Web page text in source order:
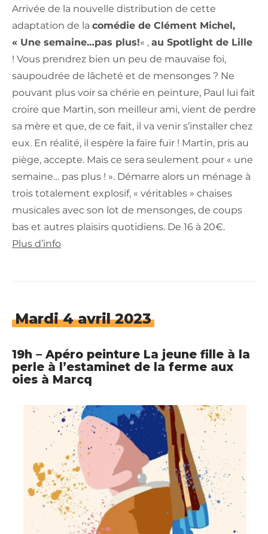
Arrivée de la nouvelle distribution de cette
adaptation de la comédie de Clément Michel,
« Une semaine…pas plus!« , au Spotlight de Lille
! Vous prendrez bien un peu de mauvaise foi,
saupoudrée de lâcheté et de mensonges ? Ne
pouvant plus voir sa chérie en peinture, Paul lui fait
croire que Martin, son meilleur ami, vient de perdre
sa mère et que, de ce fait, il va venir s’installer chez
eux. En réalité, il espère la faire fuir ! Martin, pris au
piège, accepte. Mais ce sera seulement pour « une
semaine… pas plus ! ». Démarre alors un ménage à
trois totalement explosif, « véritables » chaises
musicales avec son lot de mensonges, de coups
bas et autres plaisirs quotidiens. De 16 à 20€.
Plus d’info
Mardi 4 avril 2023
19h – Apéro peinture La jeune fille à la
perle à l’estaminet de la ferme aux
oies à Marcq